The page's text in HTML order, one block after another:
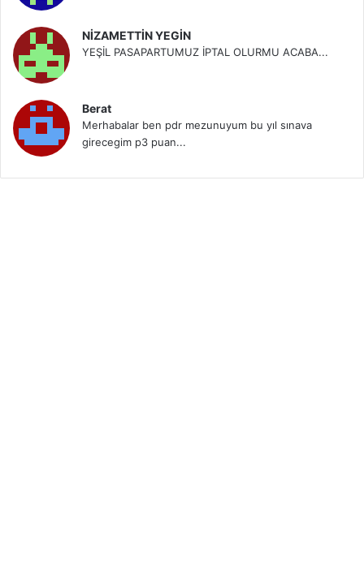
NİZAMETTİN YEGİN
YEŞİL PASAPARTUMUZ İPTAL OLURMU ACABA...
Berat
Merhabalar ben pdr mezunuyum bu yıl sınava
girecegim p3 puan...